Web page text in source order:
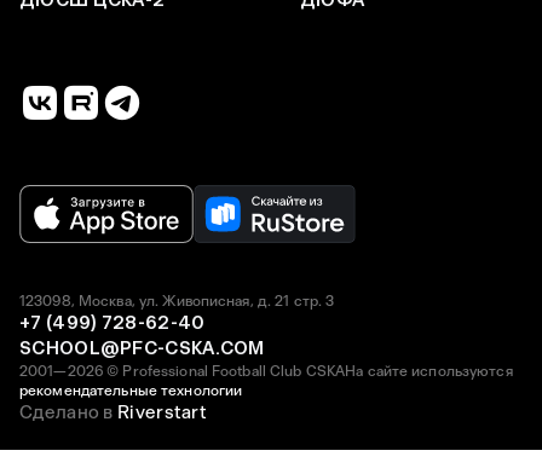
2001—2026 © Professional Football Club CSKAНа сайте используются
рекомендательные технологии
123098, Москва, ул. Живописная, д. 21 стр. 3
+7 (499) 728-62-40
SCHOOL@PFC-CSKA.COM
Сделано в Riverstart